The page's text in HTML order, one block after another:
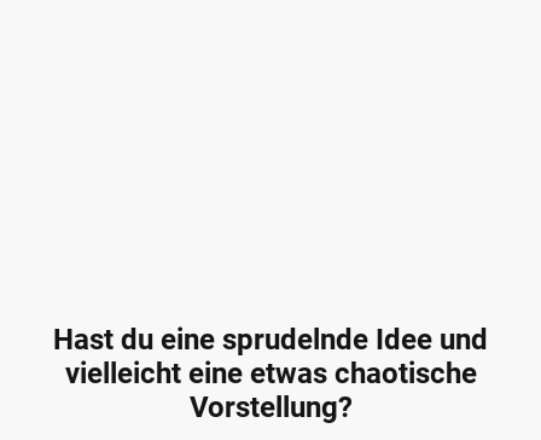
Hast du eine sprudelnde Idee und
vielleicht eine etwas chaotische
Vorstellung?